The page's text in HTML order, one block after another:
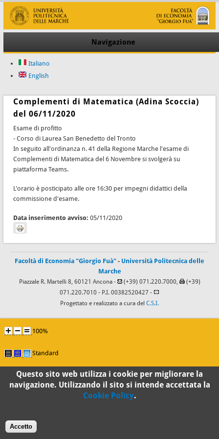
Navigazione
Italiano
English
Complementi di Matematica (Adina Scoccia)
del 06/11/2020
Esame di profitto
- Corso di Laurea San Benedetto del Tronto
In seguito all'ordinanza n. 41 della Regione Marche l'esame di
Complementi di Matematica del 6 Novembre si svolgerà su
piattaforma Teams.
L'orario è posticipato alle ore 16:30 per impegni didattici della
commissione d'esame.
Data inserimento avviso: 05/11/2020
Facoltà di Economia "Giorgio Fuà" - Università Politecnica delle
Marche
Piazzale R. Martelli 8, 60121 Ancona - (+39) 071.220.7000,
(+39)
071.220.7010 - P.I. 00382520427 -
Progettato e realizzato a cura del C.S.I.
100%
Standard
Questo sito web utilizza i cookie per migliorare la
navigazione. Utilizzando il sito si intende accettata la
Cookie Policy.
Accetto